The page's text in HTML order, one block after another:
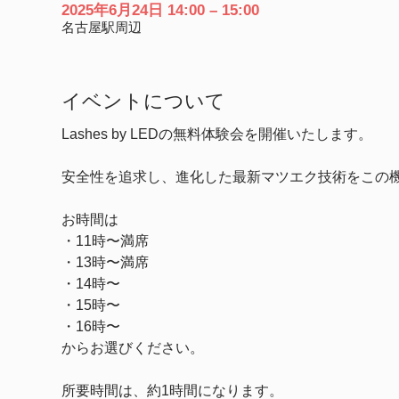
2025年6月24日 14:00 – 15:00
名古屋駅周辺
イベントについて
Lashes by LEDの無料体験会を開催いたします。
安全性を追求し、進化した最新マツエク技術をこの
お時間は
・11時〜満席
・13時〜満席
・14時〜
・15時〜
・16時〜
からお選びください。
所要時間は、約1時間になります。